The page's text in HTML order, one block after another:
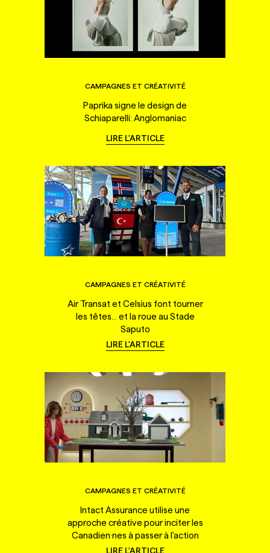
CAMPAGNES ET CRÉATIVITÉ
Paprika signe le design de
Schiaparelli: Anglomaniac
LIRE L'ARTICLE
CAMPAGNES ET CRÉATIVITÉ
Air Transat et Celsius font tourner
les têtes... et la roue au Stade
Saputo
LIRE L'ARTICLE
CAMPAGNES ET CRÉATIVITÉ
Intact Assurance utilise une
approche créative pour inciter les
Canadien·nes à passer à l'action
LIRE L'ARTICLE